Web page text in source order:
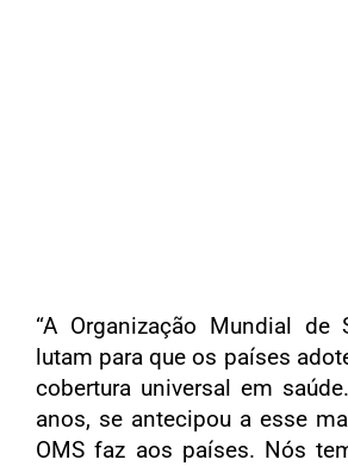
“A Organização Mundial de
lutam para que os países
cobertura universal em
anos, se antecipou a esse
OMS faz aos países. Nós